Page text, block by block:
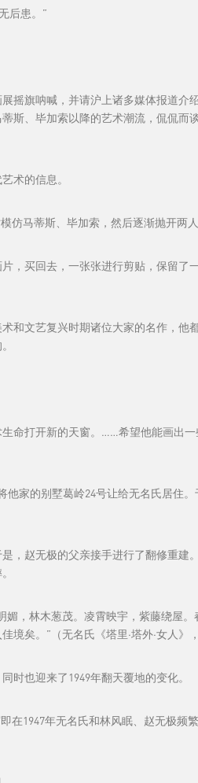
后患。”
摇旗呐喊，并请沪上诸多媒体报道
斯、毕加索以降的艺术潮流，侃侃而
术的信息。
马蒂斯、毕加索，然后逐渐抛开两
，买回去，一张张进行剪贴，保留了
文艺复兴时期诸位大家的名作，他
命打开新的天窗。……希望他能画出
家的别墅葛岭24号让给无名氏居住
，赵无极的父亲接手进行了翻修重建
，林木葱茂。凌霄映宇，紫藤绕屋
矣。”（无名氏《塔里·塔外·女人》
时也迎来了1949年翻天覆地的变化。
在1947年无名氏和林风眠、赵无极